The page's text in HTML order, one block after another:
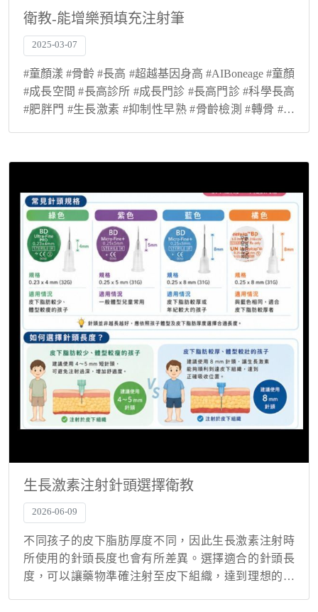
衛教-能增樂預填充注射筆
2025-03-07
#童顏漾 #骨齡 #長高 #超越基因身高 #AIBoneage #童顏
#成長空間 #長高診所 #成長門診 #長高門診 #科學長高
#肥胖門 #生長激素 #抑制性早熟 #骨齡檢測 #轉骨 #登
生長激素注射針頭選擇衛教
2026-06-09
不同孩子的皮下脂肪厚度不同，因此生長激素注射時
所使用的針頭長度也會有所差異。選擇適合的針頭長
度，可以讓藥物準確注射至皮下組織，達到理想的吸